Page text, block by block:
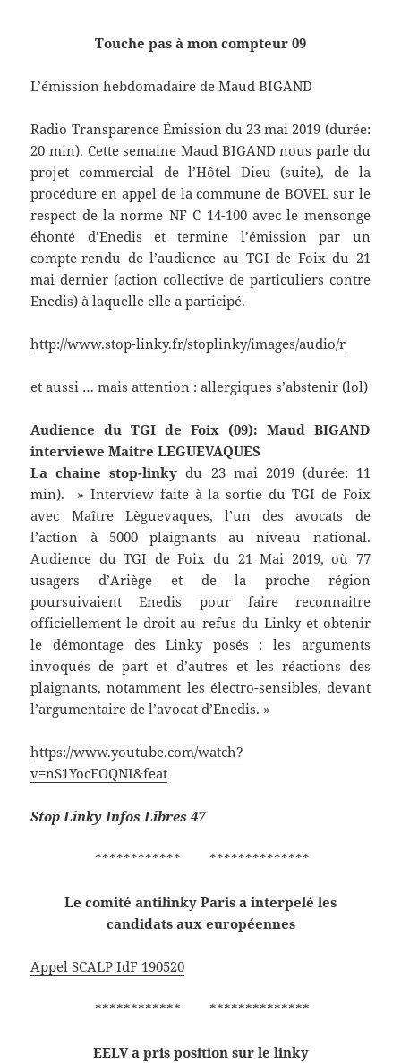
Touche pas à mon compteur 09
L’émission hebdomadaire de Maud BIGAND
Radio Transparence Émission du 23 mai 2019 (durée:
20 min). Cette semaine Maud BIGAND nous parle du
projet commercial de l’Hôtel Dieu (suite), de la
procédure en appel de la commune de BOVEL sur le
respect de la norme NF C 14-100 avec le mensonge
éhonté d’Enedis et termine l’émission par un
compte-rendu de l’audience au TGI de Foix du 21
mai dernier (action collective de particuliers contre
Enedis) à laquelle elle a participé.
http://www.stop-linky.fr/stoplinky/images/audio/r
et aussi … mais attention : allergiques s’abstenir (lol)
Audience du TGI de Foix (09): Maud BIGAND
interviewe Maitre LEGUEVAQUES
La chaine stop-linky du 23 mai 2019 (durée: 11
min). » Interview faite à la sortie du TGI de Foix
avec Maître Lèguevaques, l’un des avocats de
l’action à 5000 plaignants au niveau national.
Audience du TGI de Foix du 21 Mai 2019, où 77
usagers d’Ariège et de la proche région
poursuivaient Enedis pour faire reconnaitre
officiellement le droit au refus du Linky et obtenir
le démontage des Linky posés : les arguments
invoqués de part et d’autres et les réactions des
plaignants, notamment les électro-sensibles, devant
l’argumentaire de l’avocat d’Enedis. »
https://www.youtube.com/watch?
v=nS1YocEOQNI&feat
Stop Linky Infos Libres 47
************ **************
Le comité antilinky Paris a interpelé les
candidats aux européennes
Appel SCALP IdF 190520
************ **************
EELV a pris position sur le linky